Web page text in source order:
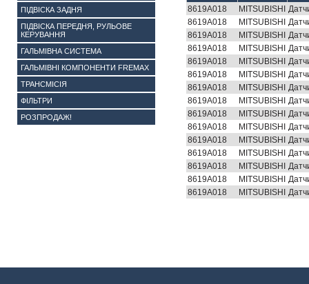
8619A018 MITSUBISHI
8619A018
MITSUBISHI
8619A018
MITSUBISHI
8619A018
MITSUBISHI
8619A018
MITSUBISHI
8619A018
MITSUBISHI
8619A018
MITSUBISHI
8619A018
MITSUBISHI
8619A018
MITSUBISHI
8619A018
MITSUBISHI
8619A018
MITSUBISHI
8619A018
MITSUBISHI
8619A018
MITSUBISHI
8619A018
MITSUBISHI
8619A018
MITSUBISHI
ПІДВІСКА ЗАДНЯ
ПІДВІСКА ПЕРЕДНЯ, РУЛЬОВЕ
КЕРУВАННЯ
ГАЛЬМІВНА СИСТЕМА
ГАЛЬМІВНІ КОМПОНЕНТИ FREMAX
ТРАНСМІСІЯ
ФІЛЬТРИ
РОЗПРОДАЖ!